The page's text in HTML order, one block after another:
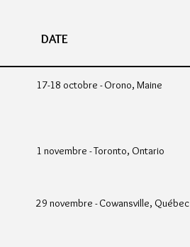
DATE
17-18 octobre - Orono, Maine
1 novembre - Toronto, Ontario
29 novembre - Cowansville, Québec